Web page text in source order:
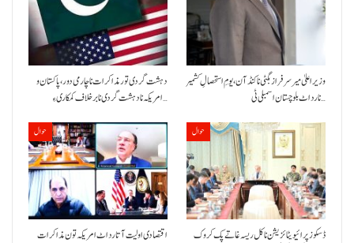
دہشت گردی تور مذاکرات نا چارمی دور،پاکستان و
امریکہ نا دہشت گردی نا برخلاف کمکاری ءِ…
وزیراعلیٰ میر سرفراز بگٹی نا کنڈ آن،یومِ استحصالِ کشمیر
نا رد اٹ بلوچستان اسمبلی ٹی…
حوال
اقتصادی اولیت آتا رد اٹ امریکہ تون مذاکرات
حوال
ڈسکوز پرائیویٹائزیشن نا کل ریسہ غاتے پک کروک